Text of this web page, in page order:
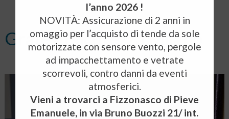
Grate di sicurezza Milano
l’anno 2026 !
NOVITÀ: Assicurazione di 2 anni in
omaggio per l’acquisto di tende da sole
motorizzate con sensore vento, pergole
ad impacchettamento e vetrate
scorrevoli, contro danni da eventi
atmosferici.
Vieni a trovarci a Fizzonasco di Pieve
Emanuele, in via Bruno Buozzi 21/ int.